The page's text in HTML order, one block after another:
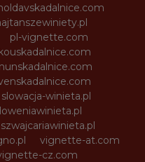
pl-vignette.com
slowacja-winieta.pl
szwajcariawinieta.pl
vignette-at.com
cz.com